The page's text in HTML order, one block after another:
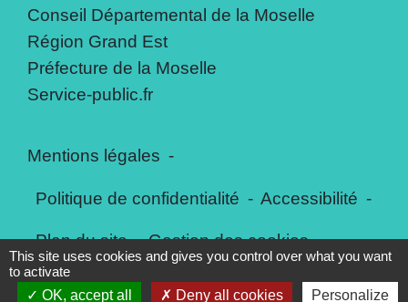
Conseil Départemental de la Moselle
Région Grand Est
Préfecture de la Moselle
Service-public.fr
Mentions légales -
Politique de confidentialité - Accessibilité -
Plan du site - Gestion des cookies
This site uses cookies and gives you control over what you want
to activate
OK, accept all
Deny all cookies Personalize